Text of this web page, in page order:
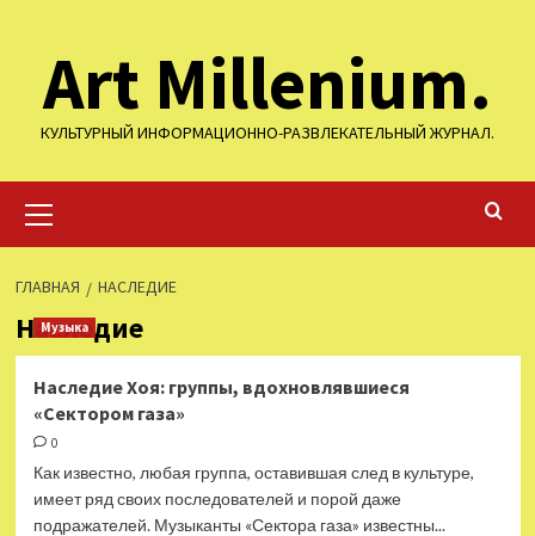
содержимому
Art Millenium.
КУЛЬТУРНЫЙ ИНФОРМАЦИОННО-РАЗВЛЕКАТЕЛЬНЫЙ ЖУРНАЛ.
меню
ГЛАВНАЯ НАСЛЕДИЕ
Наследие
Музыка
Наследие Хоя: группы, вдохновлявшиеся
«Сектором газа»
0
Как известно, любая группа, оставившая след в культуре,
имеет ряд своих последователей и порой даже
подражателей. Музыканты «Сектора газа» известны...